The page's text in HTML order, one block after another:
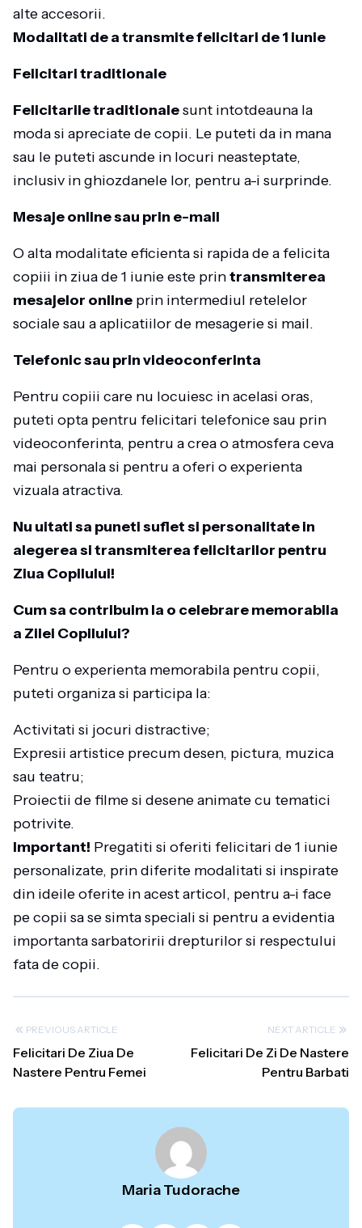
alte accesorii.
Modalitati de a transmite felicitari de 1 iunie
Felicitari traditionale
Felicitarile traditionalesunt intotdeauna la
moda si apreciate de copii. Le puteti da in mana
sau le puteti ascunde in locuri neasteptate,
inclusiv in ghiozdanele lor, pentru a-i surprinde.
Mesaje online sau prin e-mail
O alta modalitate eficienta si rapida de a felicita
copiii in ziua de 1 iunie este printransmiterea
mesajelor online prin intermediul retelelor
sociale sau a aplicatiilor de mesagerie si mail.
Telefonic sau prin videoconferinta
Pentru copiii care nu locuiesc in acelasi oras,
puteti opta pentru felicitari telefonice sau prin
videoconferinta, pentru a crea o atmosfera ceva
mai personala si pentru a oferi o experienta
vizuala atractiva.
Nu uitati sa puneti suflet si personalitate in
alegerea si transmiterea felicitarilor pentru
Ziua Copilului!
Cum sa contribuim la o celebrare memorabila
a Zilei Copilului?
Pentru o experienta memorabila pentru copii,
puteti organiza si participa la:
Activitati si jocuri distractive;
Expresii artistice precum desen, pictura, muzica
sau teatru;
Proiectii de filme si desene animate cu tematici
potrivite.
Important! Pregatiti si oferiti felicitari de 1 iunie
personalizate, prin diferite modalitati si inspirate
din ideile oferite in acest articol, pentru a-i face
pe copii sa se simta speciali si pentru a evidentia
importanta sarbatoririi drepturilor si respectului
fata de copii.
PREVIOUS ARTICLE
Felicitari De Ziua De
Nastere Pentru Femei
NEXT ARTICLE
Felicitari De Zi De Nastere
Pentru Barbati
Maria Tudorache